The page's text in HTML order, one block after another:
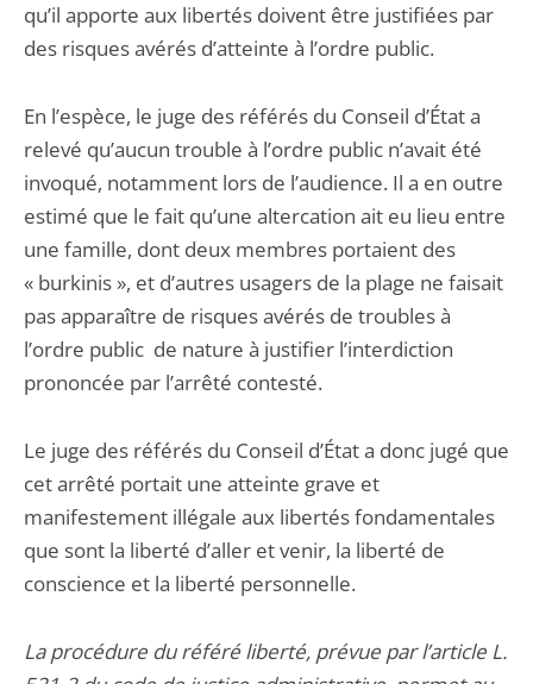
qu’il apporte aux libertés doivent être justifiées par
des risques avérés d’atteinte à l’ordre public.
En l’espèce, le juge des référés du Conseil d’État a
relevé qu’aucun trouble à l’ordre public n’avait été
invoqué, notamment lors de l’audience. Il a en outre
estimé que le fait qu’une altercation ait eu lieu entre
une famille, dont deux membres portaient des
« burkinis », et d’autres usagers de la plage ne faisait
pas apparaître de risques avérés de troubles à
l’ordre public de nature à justifier l’interdiction
prononcée par l’arrêté contesté.
Le juge des référés du Conseil d’État a donc jugé que
cet arrêté portait une atteinte grave et
manifestement illégale aux libertés fondamentales
que sont la liberté d’aller et venir, la liberté de
conscience et la liberté personnelle.
La procédure du référé liberté, prévue par l’article L.